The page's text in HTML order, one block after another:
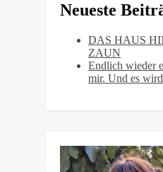
Neueste
DAS HAUS
ZAUN
Endlich wieder
mir. Und es